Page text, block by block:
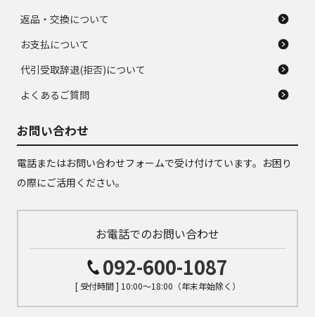
返品・交換について
お支払について
代引受取辞退(拒否)について
よくあるご質問
お問い合わせ
電話またはお問い合わせフォームで受け付けています。お困り
の際にご活用ください。
お電話でのお問い合わせ
092-600-1087
[ 受付時間 ] 10:00～18:00（年末年始除く）